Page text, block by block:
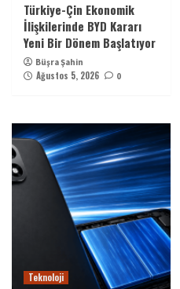
Türkiye-Çin Ekonomik
İlişkilerinde BYD Kararı
Yeni Bir Dönem Başlatıyor
Büşra Şahin
Ağustos 5, 2026 0
Teknoloji